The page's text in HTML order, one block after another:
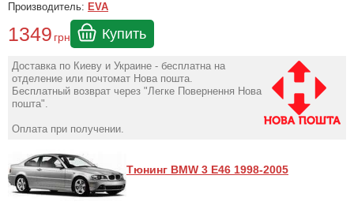
Производитель: EVA
1349 грн Купить
Доставка по Киеву и Украине - бесплатна на
отделение или почтомат Нова пошта.
Бесплатный возврат через "Легке Повернення Нова
пошта".
Оплата при получении.
Тюнинг BMW 3 E46 1998-2005